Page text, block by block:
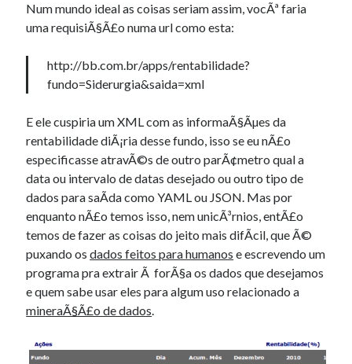
Num mundo ideal as coisas seriam assim, vocÃª faria
uma requisiÃ§Ã£o numa url como esta:
http://bb.com.br/apps/rentabilidade?
fundo=Siderurgia&saida=xml
E ele cuspiria um XML com as informaÃ§Ãµes da
rentabilidade diÃ¡ria desse fundo, isso se eu nÃ£o
especificasse atravÃ©s de outro parÃ¢metro qual a
data ou intervalo de datas desejado ou outro tipo de
dados para saÃ­da como YAML ou JSON. Mas por
enquanto nÃ£o temos isso, nem unicÃ³rnios, entÃ£o
temos de fazer as coisas do jeito mais difÃ­cil, que Ã©
puxando osdados feitos para humanos e escrevendo um
programa pra extrair Ã forÃ§a os dados que desejamos
e quem sabe usar eles para algum uso relacionado a
mineraÃ§Ã£o de dados.